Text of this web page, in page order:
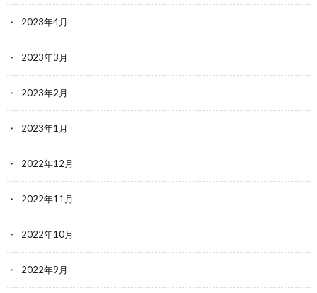
2023年4月
2023年3月
2023年2月
2023年1月
2022年12月
2022年11月
2022年10月
2022年9月